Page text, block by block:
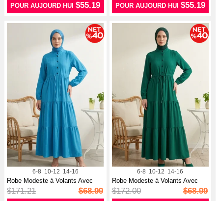
POUR AUJOURD HUI$55.19 POUR AUJOURD HUI $55.19
6-8 10-12 14-16
Robe Modeste à Volants Avec
Ceintur...
$171.21 $68.99
6-8 10-12 14-16
Robe Modeste à Volants Avec
Ceintur...
$172.00 $68.99